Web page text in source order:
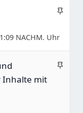
A
i
n
NACHM. Uhr
A
Inhalte mit